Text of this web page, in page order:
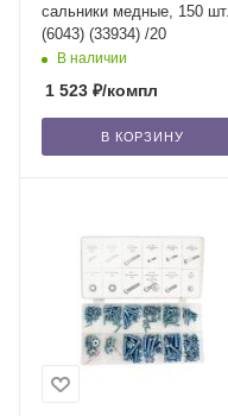
сальники медные, 150 шт.
(6043) (33934) /20
В наличии
1 523 ₽/компл
В КОРЗИНУ